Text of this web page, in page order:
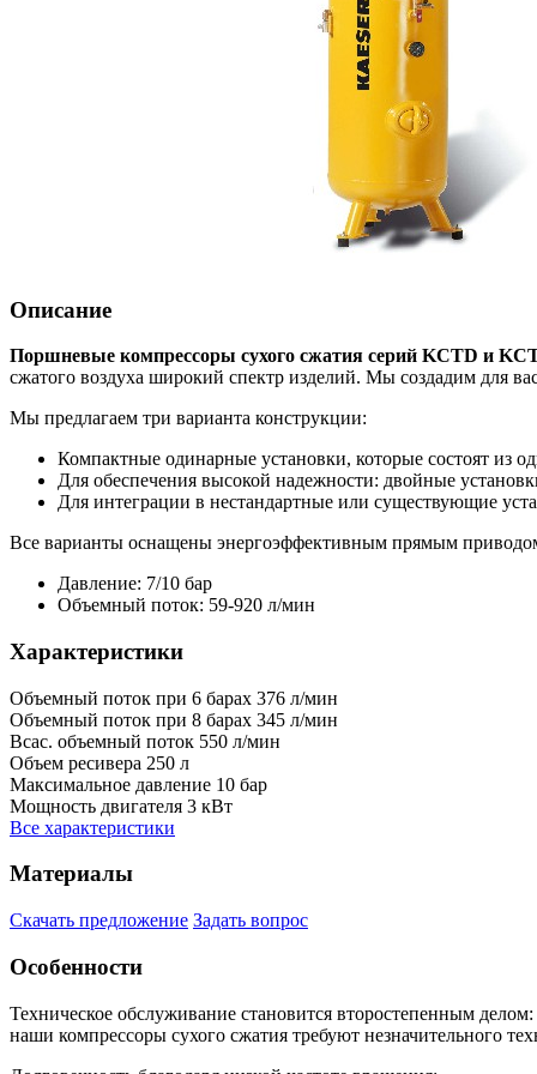
Описание
Поршневые компрессоры сухого сжатия серий KCTD и
сжатого воздуха широкий спектр изделий. Мы создадим для
Мы предлагаем три варианта конструкции:
Компактные одинарные установки, которые состоят из
Для обеспечения высокой надежности: двойные
Для интеграции в нестандартные или существующие
Все варианты оснащены энергоэффективным прямым
Давление: 7/10 бар
Объемный поток: 59-920 л/мин
Характеристики
Объемный поток при 6 барах 376 л/мин
Объемный поток при 8 барах 345 л/мин
Всас. объемный поток 550 л/мин
Объем ресивера 250 л
Максимальное давление 10 бар
Мощность двигателя 3 кВт
Все характеристики
Материалы
Скачать предложение Задать вопрос
Особенности
Техническое обслуживание становится второстепенным делом:
наши компрессоры сухого сжатия требуют незначительного